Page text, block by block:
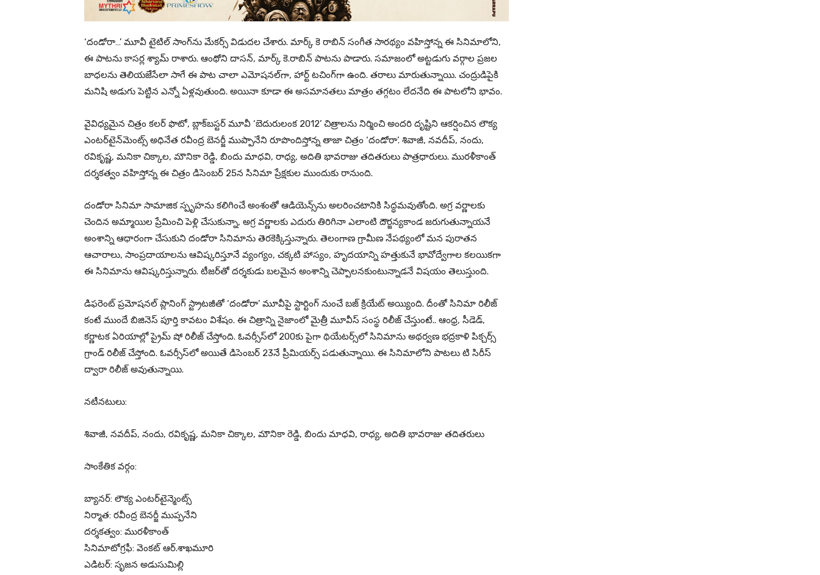
‘దండోరా…’ మూవీ టైటిల్ సాంగ్‌ను మేక‌ర్స్ విడుద‌ల చేశారు. మార్క్ కె రాబిన్ సంగీత సార‌థ్యం వ‌హిస్తోన్న ఈ సినిమాలోని,
ఈ పాట‌ను కాస‌ర్ల శ్యామ్ రాశారు. ఆంథోని దాస‌న్‌, మార్క్ కె.రాబిన్ పాట‌ను పాడారు. స‌మాజంలో అట్ట‌డుగు వ‌ర్గాల ప్ర‌జ‌ల
బాధ‌ల‌ను తెలియ‌జేసేలా సాగే ఈ పాట చాలా ఎమోష‌న‌ల్‌గా, హార్ట్ ట‌చింగ్‌గా ఉంది. త‌రాలు మారుతున్నాయి. చంద్రుడిపైకి
మ‌నిషి అడుగు పెట్టిన ఎన్నో ఏళ్ల‌వుతుంది. అయినా కూడా ఈ అస‌మాన‌త‌లు మాత్రం త‌గ్గ‌టం లేద‌నేది ఈ పాట‌లోని భావం.
వైవిధ్యమైన చిత్రం కలర్ ఫొటో, బ్లాక్‌బ‌స్ట‌ర్ మూవీ ‘బెదురులంక 2012’ చిత్రాల‌ను నిర్మించి అంద‌రి దృష్టిని ఆక‌ర్షించిన‌ లౌక్య
ఎంట‌ర్‌టైన్‌మెంట్స్ అధినేత ర‌వీంద్ర బెన‌ర్జీ ముప్పానేని రూపొందిస్తోన్న తాజా చిత్రం ‘దండోరా’. శివాజీ, న‌వ‌దీప్‌, నందు,
ర‌వికృష్ణ‌, మ‌నికా చిక్కాల‌, మౌనికా రెడ్డి, బిందు మాధ‌వి, రాధ్య‌, అదితి భావ‌రాజు త‌దిత‌రులు పాత్ర‌ధారులు. ముర‌ళీకాంత్
ద‌ర్శ‌క‌త్వం వ‌హిస్తోన్న ఈ చిత్రం డిసెంబ‌ర్ 25న సినిమా ప్రేక్ష‌కుల ముందుకు రానుంది.
దండోరా సినిమా సామాజిక స్పృహను కలిగించే అంశంతో ఆడియెన్స్‌ను అల‌రించ‌టానికి సిద్ధ‌మ‌వుతోంది. అగ్ర వర్ణాలకు
చెందిన అమ్మాయిల ప్రేమించి పెళ్లి చేసుకున్నా, అగ్ర వర్ణాలకు ఎదురు తిరిగినా ఎలాంటి దౌర్జన్యకాండ జరుగుతున్నాయనే
అంశాన్ని ఆధారంగా చేసుకుని దండోరా సినిమాను తెరకెక్కిస్తున్నారు. తెలంగాణ గ్రామీణ నేప‌థ్యంలో మ‌న పురాత‌న
ఆచారాలు, సాంప్ర‌దాయాల‌ను ఆవిష్క‌రిస్తూనే వ్యంగ్యం, చ‌క్క‌టి హాస్యం, హృద‌యాన్ని హ‌త్తుకునే భావోద్వేగాల క‌ల‌యిక‌గా
ఈ సినిమాను ఆవిష్కరిస్తున్నారు. టీజ‌ర్‌తో ద‌ర్శ‌కుడు బ‌ల‌మైన అంశాన్ని చెప్పాల‌న‌కుంటున్నాడ‌నే విష‌యం తెలుస్తుంది.
డిఫరెంట్ ప్రమోషనల్ ప్లానింగ్ స్ట్రాటజీతో ‘దండోరా’ మూవీపై స్టార్టింగ్ నుంచే బజ్ క్రియేట్ అయ్యింది. దీంతో సినిమా రిలీజ్
కంటే ముందే బిజినెస్ పూర్తి కావటం విశేషం. ఈ చిత్రాన్ని నైజాంలో మైత్రీ మూవీస్ సంస్థ రిలీజ్ చేస్తుంటే.. ఆంధ్ర‌, సీడెడ్,
క‌ర్ణాట‌క ఏరియాల్లో ప్రైమ్ షో రిలీజ్ చేస్తోంది. ఓవ‌ర్సీస్‌లో 200కు పైగా థియేట‌ర్స్‌లో సినిమాను అథ‌ర్వ‌ణ భ‌ద్ర‌కాళి పిక్చ‌ర్స్
గ్రాండ్ రిలీజ్ చేస్తోంది. ఓవ‌ర్సీస్‌లో అయితే డిసెంబ‌ర్ 23నే ప్రీమియ‌ర్స్ ప‌డుతున్నాయి. ఈ సినిమాలోని పాటలు టి సిరీస్
ద్వారా రిలీజ్ అవుతున్నాయి.
న‌టీన‌టులు:
శివాజీ, న‌వ‌దీప్‌, నందు, ర‌వికృష్ణ‌, మ‌నికా చిక్కాల‌, మౌనికా రెడ్డి, బిందు మాధ‌వి, రాధ్య‌, అదితి భావ‌రాజు త‌దిత‌రులు
సాంకేతిక వ‌ర్గం:
బ్యాన‌ర్‌: లౌక్య ఎంట‌ర్‌టైన్మెంట్స్‌
నిర్మాత‌: ర‌వీంద్ర బెన‌ర్జీ ముప్ప‌నేని
ద‌ర్శ‌క‌త్వం: ముర‌ళీకాంత్‌
సినిమాటోగ్ర‌ఫీ: వెంక‌ట్ ఆర్‌.శాఖ‌మూరి
ఎడిట‌ర్‌: సృజ‌న అడుసుమిల్లి